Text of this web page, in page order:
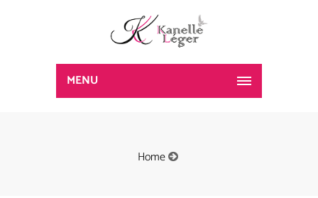
MENU
Home